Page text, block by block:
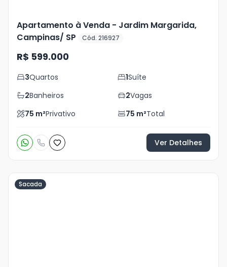
Apartamento à Venda - Jardim Margarida,
Campinas/ SP
Cód. 216927
R$ 599.000
3Quartos 1Suíte
2Banheiros 2Vagas
75 m²Privativo 75 m²Total
Ver Detalhes
Sacada